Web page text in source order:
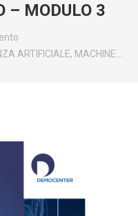
– MODULO 3
ARTIFICIALE, MACHINE…